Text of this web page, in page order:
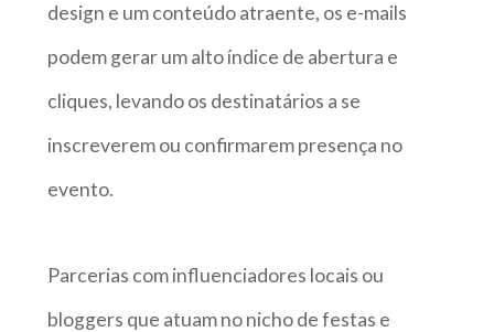
design e um conteúdo atraente, os e-mails
podem gerar um alto índice de abertura e
cliques, levando os destinatários a se
inscreverem ou confirmarem presença no
evento.
Parcerias com influenciadores locais ou
bloggers que atuam no nicho de festas e